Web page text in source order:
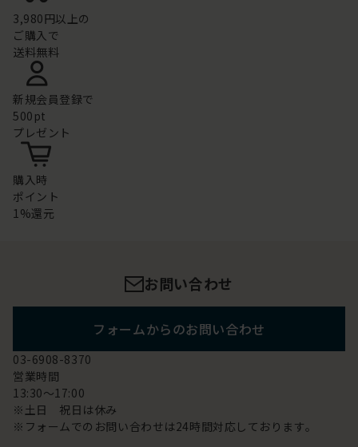
3,980円以上の
ご購入で
送料無料
新規会員登録で
500pt
プレゼント
購入時
ポイント
1%還元
お問い合わせ
フォームからのお問い合わせ
03-6908-8370
営業時間
13:30～17:00
※土日 祝日は休み
※フォームでのお問い合わせは24時間対応しております。